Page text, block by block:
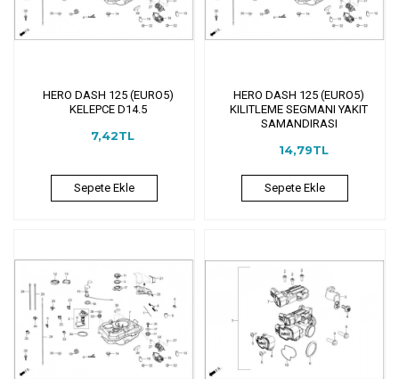
HERO DASH 125 (EURO5)
KELEPCE D14.5
7,42TL
Sepete Ekle
HERO DASH 125 (EURO5)
KILITLEME SEGMANI YAKIT
SAMANDIRASI
14,79TL
Sepete Ekle